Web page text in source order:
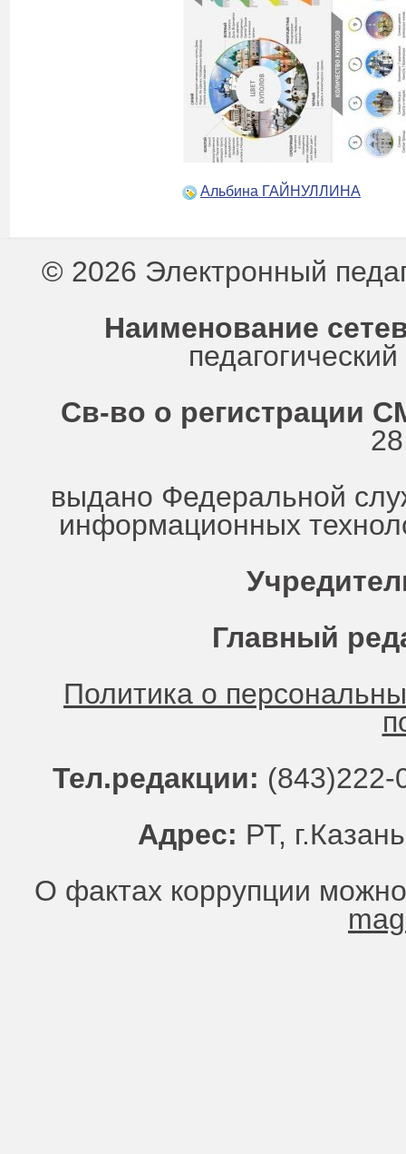
Альбина ГАЙНУЛЛИНА
© 2026 Электронный
Наименование
Св-во о регистрации
выдано Федеральной
информационных
Главный
Политика о
Тел.редакции:
Адрес: РТ,
О фактах коррупции